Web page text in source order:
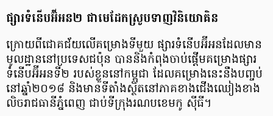
ផ្សារ​ទំនើប​អ៊ីអន​២ ជា​មេដែក​ស្រូប​ទាញ​វិនិយោគិន
ក្រោយ​ពី​ជោគជ័យ​លើ​គម្រោង​ទី​មួយ ផ្សារ​ទំនើប​អ៊ីអន​ដែល​មាន​
មូលដ្ឋាន​នៅ​ប្រទេស​ជប៉ុន បាន​និង​កំពុង​ចាប់​ផ្ដើម​គម្រោង​ផ្សារ​
ទំនើប​អ៊ីអន​ទី២ របស់​ខ្លួន​នៅ​កម្ពុជា ដែល​គម្រោង​នេះ​នឹង​បញ្ចប់​
នៅ​ឆ្នាំ​២០១៨ និង​មាន​ទីតាំង​ស្ថិត​នៅ​ភាគ​ខាង​ជើង​ឈៀង​ខាង​
លិច​រាជ​ធានី​ភ្នំពេញ ជាប់​ទីក្រុង​រណប​ខេមកូ ស៊ីធី។